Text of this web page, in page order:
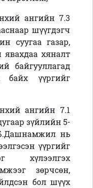
ангийн 7.3
шүүгдэгч
суугаа газар,
хяналт
байгууллагад
байх үүргийг
ангийн 7.1
зүйлийн 5-
нь
үүргийг
хүлээлгэх
зөрчсөн,
бол шүүх